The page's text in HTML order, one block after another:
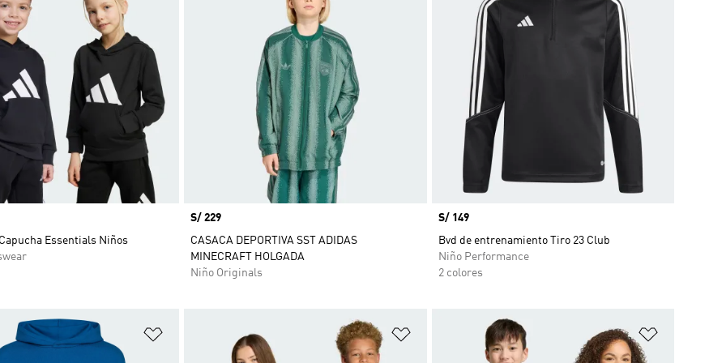
Essentials Niños
Precio
S/ 229
CASACA DEPORTIVA SST ADIDAS
MINECRAFT HOLGADA
Niño Originals
Precio
S/ 149
Bvd de entrenamiento Tiro 23 Club
Niño Performance
2 colores
de deseos Añadir a la lista de deseos